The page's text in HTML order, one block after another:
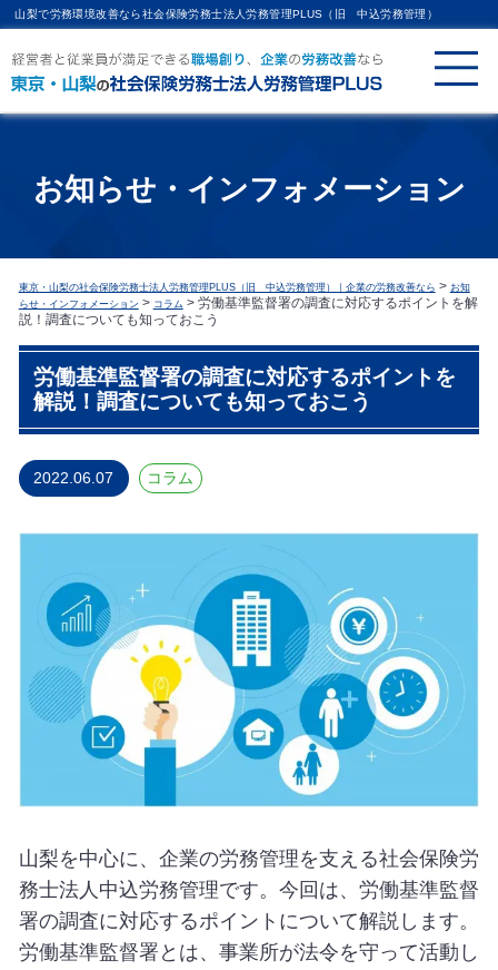
山梨で労務環境改善なら社会保険労務士法人労務管理PLUS（旧 中込労務管理）
お知らせ・インフォメーション
東京・山梨の社会保険労務士法人労務管理PLUS（旧 中込労務管理）｜企業の労務改善なら > お知
らせ・インフォメーション > コラム > 労働基準監督署の調査に対応するポイントを解
説！調査についても知っておこう
労働基準監督署の調査に対応するポイントを
解説！調査についても知っておこう
2022.06.07 コラム
山梨を中心に、企業の労務管理を支える社会保険労
務士法人中込労務管理です。今回は、労働基準監督
署の調査に対応するポイントについて解説します。
労働基準監督署とは、事業所が法令を守って活動し